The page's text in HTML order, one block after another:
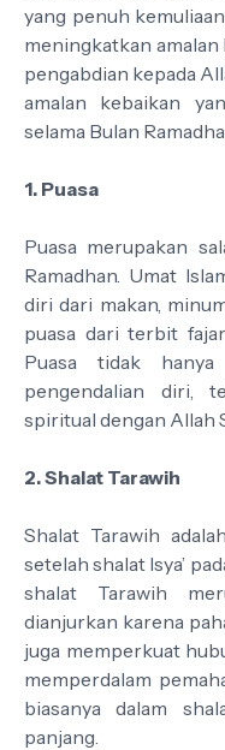
yang penuh
meningkatkan
pengabdian kepada
amalan kebaikan
selama Bulan
1. Puasa
Puasa merupakan
Ramadhan. Umat
diri dari makan,
puasa dari terbit
Puasa tidak hanya
pengendalian diri,
spiritual dengan Allah
2. Shalat Tarawih
Shalat Tarawih
setelah shalat Isya’
shalat Tarawih
dianjurkan karena
juga memperkuat
memperdalam
biasanya dalam
panjang.